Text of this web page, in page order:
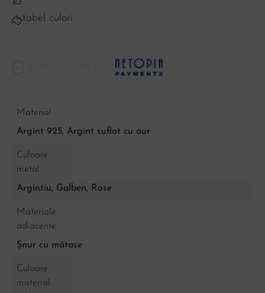
tabel culori
Material
Argint 925, Argint suflat cu aur
Culoare
metal
Argintiu, Galben, Rose
Materiale
adiacente
Șnur cu mătase
Culoare
material